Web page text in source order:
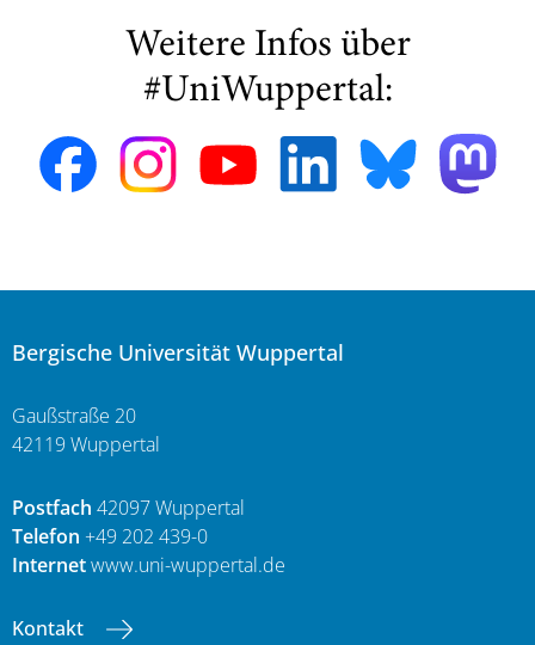
Weitere Infos über
#UniWuppertal:
Bergische Universität Wuppertal
Gaußstraße 20
42119 Wuppertal
Postfach 42097 Wuppertal
Telefon +49 202 439-0
Internetwww.uni-wuppertal.de
Kontakt